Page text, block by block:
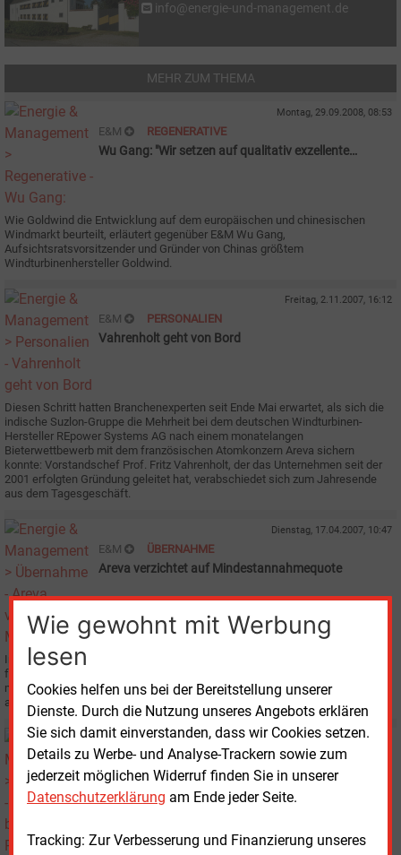
Wie gewohnt mit Werbung
lesen
Cookies helfen uns bei der Bereitstellung unserer
Dienste. Durch die Nutzung unseres Angebots erklären
Sie sich damit einverstanden, dass wir Cookies setzen.
Details zu Werbe- und Analyse-Trackern sowie zum
jederzeit möglichen Widerruf finden Sie in unserer
Datenschutzerklärung am Ende jeder Seite.
Tracking: Zur Verbesserung und Finanzierung unseres
info@energie-und-management.de
MEHR ZUM THEMA
Montag, 29.09.2008, 08:53
E&M REGENERATIVE
Wu Gang: "Wir setzen auf qualitativ exzellente
Wie Goldwind die Entwicklung auf dem europäischen und chinesischen
Windmarkt beurteilt, erläutert gegenüber E&M Wu Gang,
Aufsichtsratsvorsitzender und Gründer von Chinas größtem
Windturbinenhersteller Goldwind.
Freitag, 2.11.2007, 16:12
E&M PERSONALIEN
Vahrenholt geht von Bord
Diesen Schritt hatten Branchenexperten seit Ende Mai erwartet, als sich die
indische Suzlon-Gruppe die Mehrheit bei dem deutschen Windturbinen-
Hersteller REpower Systems AG nach einem monatelangen
Bieterwettbewerb mit dem französischen Atomkonzern Areva sichern
konnte: Vorstandschef Prof. Fritz Vahrenholt, der das Unternehmen seit der
2001 erfolgten Gründung geleitet hat, verabschiedet sich zum Jahresende
aus dem Tagesgeschäft.
Dienstag, 17.04.2007, 10:47
E&M ÜBERNAHME
Areva verzichtet auf Mindestannahmequote
Im Bieterwettstreit um den Windkraftanlagen-Hersteller REpower AG ist der
französische Atomkonzern Areva zwar von seinem Plan abgerückt,
mindestens 50 % plus eine Aktie zu erwerben, hält aber sein Angebot
aufrecht.
Donnerstag, 15.03.2007, 14:11
E&M ÜBERNAHME
Areva legt beim REpower-Poker nach